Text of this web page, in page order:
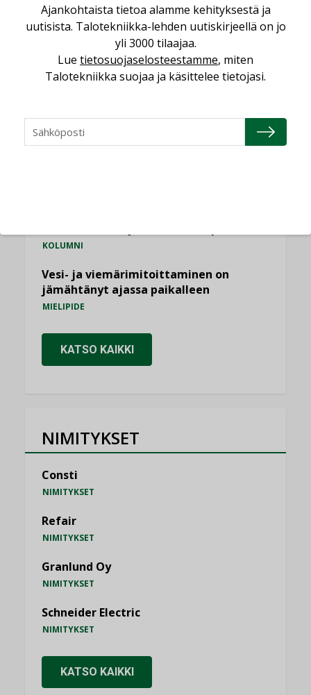
NÄKÖKULMIA
Puheista tekoihin – uusin teknologia
käyttöön kiinteistöissä
KOLUMNI
KOLUMNI
Vesi- ja viemärimitoittaminen on
jämähtänyt ajassa paikalleen
MIELIPIDE
KATSO KAIKKI
NIMITYKSET
Consti
NIMITYKSET
Refair
NIMITYKSET
Granlund Oy
NIMITYKSET
Schneider Electric
NIMITYKSET
KATSO KAIKKI
Ajankohtaista tietoa alamme kehityksestä ja
uutisista. Talotekniikka-lehden uutiskirjeellä on jo
yli 3000 tilaajaa.
Lue tietosuojaselosteestamme, miten
Talotekniikka suojaa ja käsittelee tietojasi.